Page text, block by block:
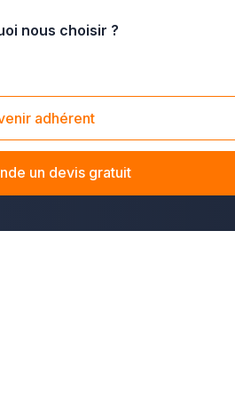
nous choisir ?
adhérent
un devis gratuit
réseau Plus que pro vous met en
ou vos locaux